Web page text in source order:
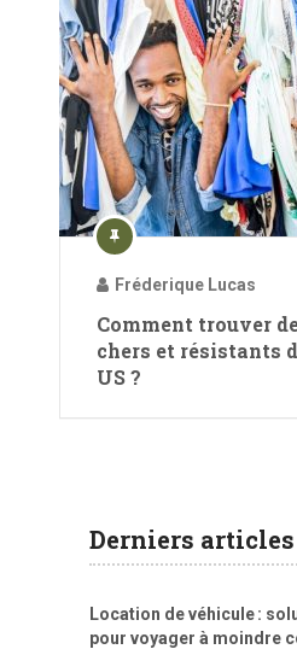
Fréderique Lucas
Comment trouver
chers et résistants
US ?
Derniers
Location de véhicule :
pour voyager à moindre